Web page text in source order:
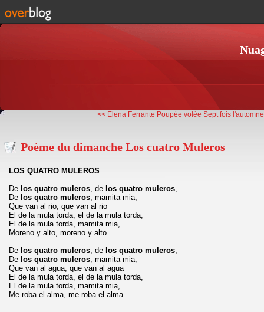
<< Elena Ferrante Poupée volée Sept fois
Poème du dimanche Los cuatro Muleros
LOS QUATRO MULEROS
De los quatro muleros, de los quatro muleros,
De los quatro muleros, mamita mia,
Que van al rio, que van al rio
El de la mula torda, el de la mula torda,
El de la mula torda, mamita mia,
Moreno y alto, moreno y alto
De los quatro muleros, de los quatro muleros,
De los quatro muleros, mamita mia,
Que van al agua, que van al agua
El de la mula torda, el de la mula torda,
El de la mula torda, mamita mia,
Me roba el alma, me roba el alma.